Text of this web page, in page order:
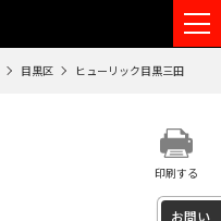
目黒区 ヒューリック目黒三田
印刷する
お問い